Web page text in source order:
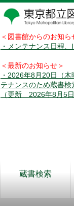
＜図書館からのお知
・メンテナンス日程
＜最新のお知らせ＞
・2026年8月20日（
テナンスのため蔵書検
（更新 2026年8月5日
蔵書検索